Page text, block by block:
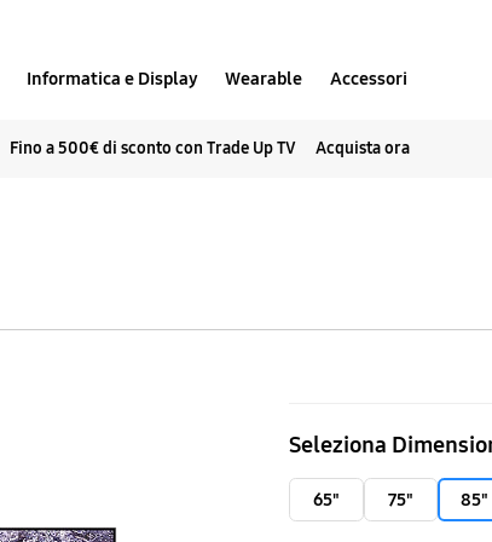
Informatica e Display Wearable Accessori
Fino a 500€ di sconto con Trade Up TV Acquista ora
QLED
8K
Seleziona
65" 75" 85"